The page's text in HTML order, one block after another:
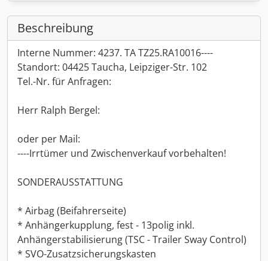
Beschreibung
Interne Nummer: 4237. TA TZ25.RA10016----
Standort: 04425 Taucha, Leipziger-Str. 102
Tel.-Nr. für Anfragen:
Herr Ralph Bergel:
oder per Mail:
----Irrtümer und Zwischenverkauf vorbehalten!
SONDERAUSSTATTUNG
* Airbag (Beifahrerseite)
* Anhängerkupplung, fest - 13polig inkl.
Anhängerstabilisierung (TSC - Trailer Sway Control)
* SVO-Zusatzsicherungskasten